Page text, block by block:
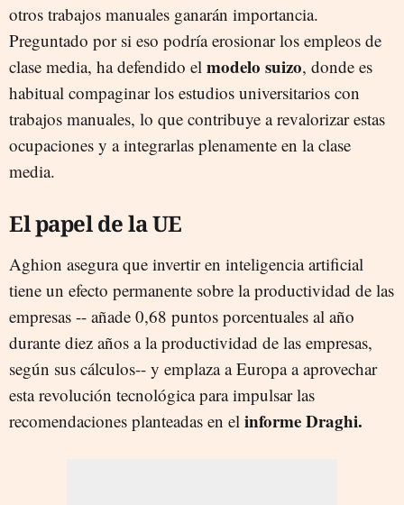
otros trabajos manuales ganarán importancia.
Preguntado por si eso podría erosionar los empleos de
clase media, ha defendido el modelo suizo, donde es
habitual compaginar los estudios universitarios con
trabajos manuales, lo que contribuye a revalorizar estas
ocupaciones y a integrarlas plenamente en la clase
media.
El papel de la UE
Aghion asegura que invertir en inteligencia artificial
tiene un efecto permanente sobre la productividad de las
empresas -- añade 0,68 puntos porcentuales al año
durante diez años a la productividad de las empresas,
según sus cálculos-- y emplaza a Europa a aprovechar
esta revolución tecnológica para impulsar las
recomendaciones planteadas en el informe Draghi.